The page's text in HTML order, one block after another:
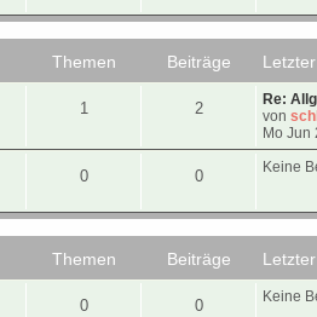
Themen Beiträge
1 2
Re:
von
Mo Jun
0 0 Keine
Themen Beiträge
0 0 Keine